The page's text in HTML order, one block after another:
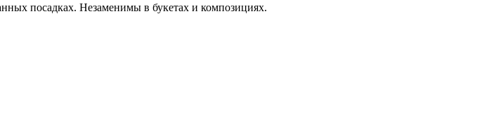
посадках. Незаменимы в букетах и композициях.